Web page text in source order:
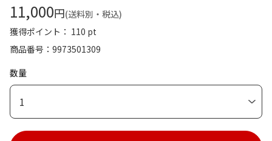
11,000円(送料別・税込)
獲得ポイント： 110 pt
商品番号
9973501309
数量
1